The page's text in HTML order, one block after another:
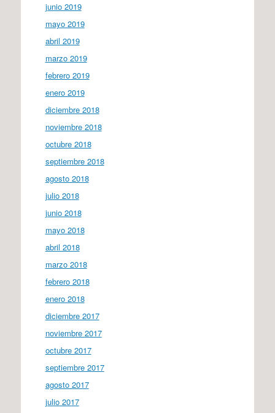
junio 2019
mayo 2019
abril 2019
marzo 2019
febrero 2019
enero 2019
diciembre 2018
noviembre 2018
octubre 2018
septiembre 2018
agosto 2018
julio 2018
junio 2018
mayo 2018
abril 2018
marzo 2018
febrero 2018
enero 2018
diciembre 2017
noviembre 2017
octubre 2017
septiembre 2017
agosto 2017
julio 2017